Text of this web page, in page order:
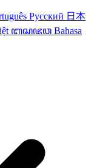
Русский 日本
ꦧꦱꦗꦮ Bahasa